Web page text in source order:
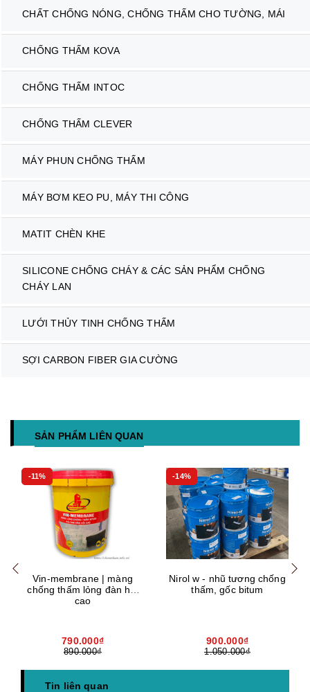
CHẤT CHỐNG NÓNG, CHỐNG THẤM CHO TƯỜNG, MÁI
CHỐNG THẤM KOVA
CHỐNG THẤM INTOC
CHỐNG THẤM CLEVER
MÁY PHUN CHỐNG THẤM
MÁY BƠM KEO PU, MÁY THI CÔNG
MATIT CHÈN KHE
SILICONE CHỐNG CHÁY & CÁC SẢN PHẨM CHỐNG
CHÁY LAN
LƯỚI THỦY TINH CHỐNG THẤM
SỢI CARBON FIBER GIA CƯỜNG
SẢN PHẨM LIÊN QUAN
-11%
Vin-membrane | màng
chống thấm lỏng đàn hồi
cao
790.000₫
890.000₫
-14%
Nirol w - nhũ tương chống
thấm, gốc bitum
900.000₫
1.050.000₫
Mua hàng
Tin liên quan